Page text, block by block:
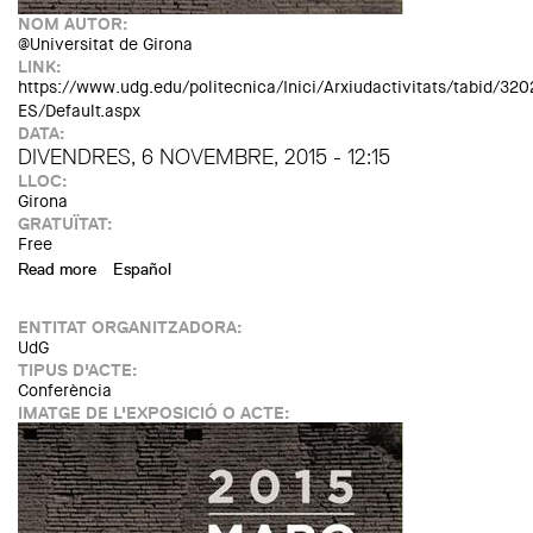
NOM AUTOR:
@Universitat de Girona
LINK:
https://www.udg.edu/politecnica/Inici/Arxiudactivitats/tabid/
ES/Default.aspx
DATA:
DIVENDRES, 6 NOVEMBRE, 2015 - 12:15
LLOC:
Girona
GRATUÏTAT:
Free
Read more about MARQ: Conferència d'Albert Serra
Español
ENTITAT ORGANITZADORA:
UdG
TIPUS D'ACTE:
Conferència
IMATGE DE L'EXPOSICIÓ O ACTE: